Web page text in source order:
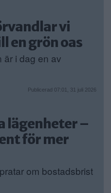
vi
en grön oas
är i dag en av
Publicerad 07:01, 31 juli 2026
lägenheter –
för mer
om bostadsbrist